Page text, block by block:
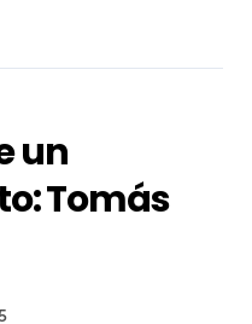
un
Tomás